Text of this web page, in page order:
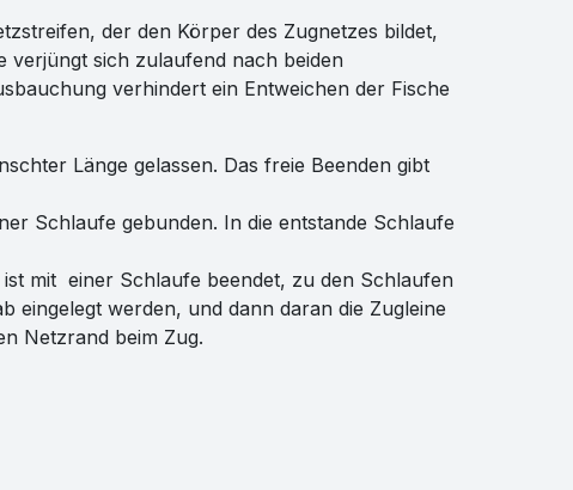
der den Körper des Zugnetzes bildet,
verjüngt sich zulaufend nach beiden
verhindert ein Entweichen der Fische
Länge gelassen. Das freie Beenden gibt
Schlaufe gebunden. In die entstande Schlaufe
mit einer Schlaufe beendet, zu den Schlaufen
eingelegt werden, und dann daran die Zugleine
Netzrand beim Zug.